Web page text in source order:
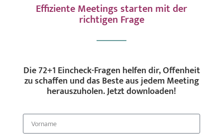
Effiziente Meetings starten mit der
richtigen Frage
Die 72+1 Eincheck-Fragen helfen dir, Offenheit
zu schaffen und das Beste aus jedem Meeting
herauszuholen. Jetzt downloaden!